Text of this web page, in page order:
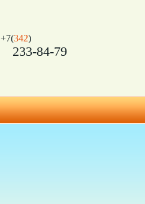
+7(342)
233-84-79